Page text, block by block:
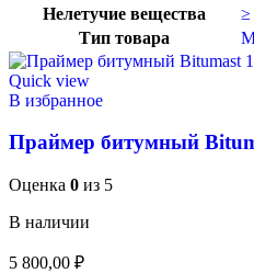
Нелетучие вещества
≥
Тип товара
Quick view
В избранное
Праймер битумный
Оценка 0 из 5
В наличии
5 800,00 ₽